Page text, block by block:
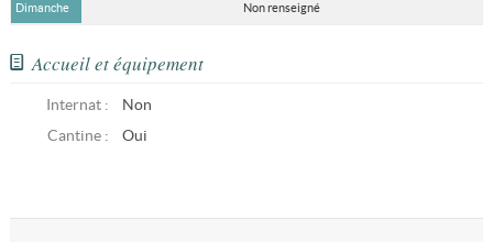
Dimanche Non renseigné
Accueil et équipement
Internat :
Non
Cantine :
Oui